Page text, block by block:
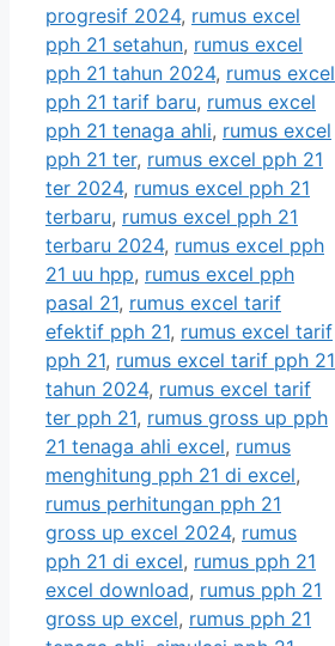
progresif 2024, rumus excel
pph 21 setahun, rumus excel
pph 21 tahun 2024, rumus excel
pph 21 tarif baru, rumus excel
pph 21 tenaga ahli, rumus excel
pph 21 ter, rumus excel pph 21
ter 2024, rumus excel pph 21
terbaru, rumus excel pph 21
terbaru 2024, rumus excel pph
21 uu hpp, rumus excel pph
pasal 21, rumus excel tarif
efektif pph 21, rumus excel tarif
pph 21, rumus excel tarif pph 21
tahun 2024, rumus excel tarif
ter pph 21, rumus gross up pph
21 tenaga ahli excel, rumus
menghitung pph 21 di excel,
rumus perhitungan pph 21
gross up excel 2024, rumus
pph 21 di excel, rumus pph 21
excel download, rumus pph 21
gross up excel, rumus pph 21